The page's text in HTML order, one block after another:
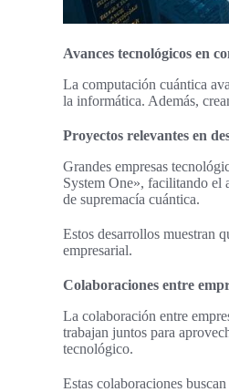
Avances tecnológicos en
La computación cuántica
la informática. Además,
Proyectos relevantes en
Grandes empresas
System One», facilitando el
de supremacía cuántica.
Estos desarrollos muestran
empresarial.
Colaboraciones entre
La colaboración entre
trabajan juntos para
tecnológico.
Estas colaboraciones